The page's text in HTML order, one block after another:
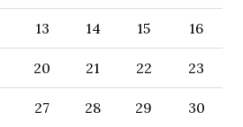
13 14 15 16
20 21 22 23
27 28 29 30